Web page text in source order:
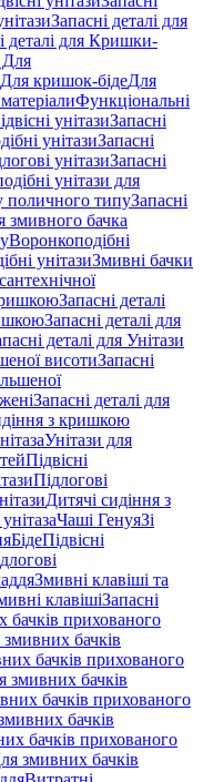
Запасні деталі для
деталі для Кришки-
Для
Для кришок-бідеДля
Функціональні
унітазиЗапасні
унітазиЗапасні
унітазиЗапасні
унітази для
поличного типуЗапасні
змивного бачка
Воронкоподібні
унітазиЗмивні бачки
Запасні деталі
Запасні деталі для
деталі для Унітази
висотиЗапасні
Запасні деталі для
з кришкою
Унітази для
Підвісні
Підлогові
Дитячі сидіння з
Чаші ГенуяЗі
БідеПідвісні
Змивні клавіші та
клавішіЗапасні
бачків прихованого
змивних бачків
бачків прихованого
змивних бачків
бачків прихованого
бачків
бачків прихованого
змивних бачків